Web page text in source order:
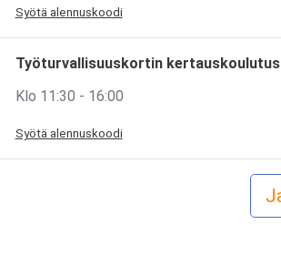
Syötä alennuskoodi
Työturvallisuuskortin kertauskoulutus
Klo 11:30 - 16:00
Syötä alennuskoodi